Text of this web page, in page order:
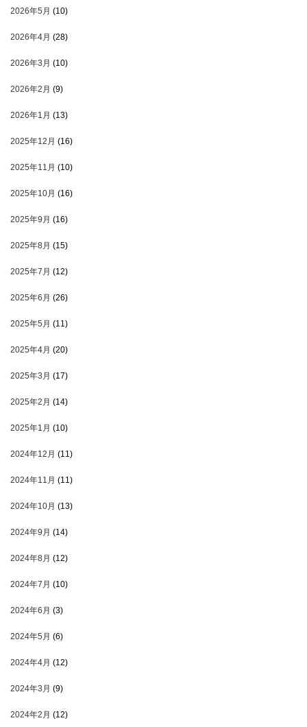
2026年5月 (10)
2026年4月 (28)
2026年3月 (10)
2026年2月 (9)
2026年1月 (13)
2025年12月 (16)
2025年11月 (10)
2025年10月 (16)
2025年9月 (16)
2025年8月 (15)
2025年7月 (12)
2025年6月 (26)
2025年5月 (11)
2025年4月 (20)
2025年3月 (17)
2025年2月 (14)
2025年1月 (10)
2024年12月 (11)
2024年11月 (11)
2024年10月 (13)
2024年9月 (14)
2024年8月 (12)
2024年7月 (10)
2024年6月 (3)
2024年5月 (6)
2024年4月 (12)
2024年3月 (9)
2024年2月 (12)